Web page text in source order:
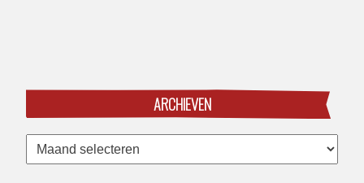
ARCHIEVEN
Archieven